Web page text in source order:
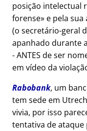
posição intelectual
forense e pela
(o secretário-geral
apanhado durante
- ANTES de ser
em vídeo da
Rabobank, um
tem sede em
vivia, por isso
tentativa de ataque